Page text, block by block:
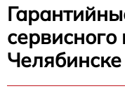
сервисного
Челябинске